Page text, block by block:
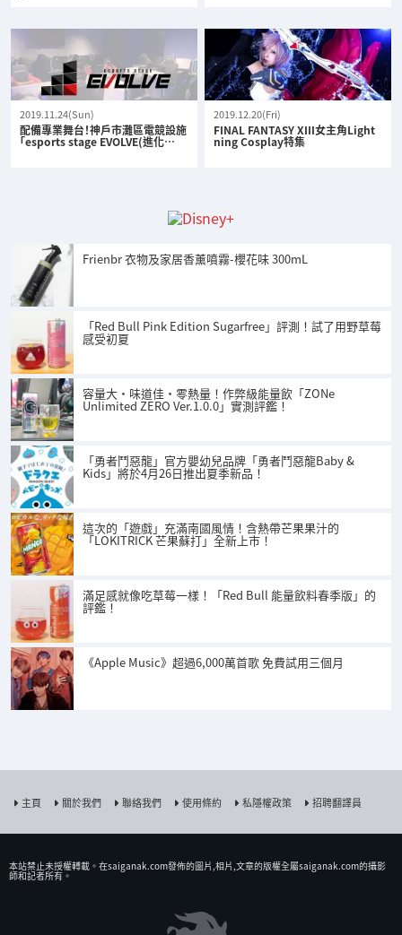
2019.11.24(Sun)
配備專業舞台！神戶市灘區電競設施
「esports stage EVOLVE(進化…
2019.12.20(Fri)
FINAL FANTASY XIII女主角Light
ning Cosplay特集
Frienbr 衣物及家居香薰噴霧-櫻花味 300mL
「Red Bull Pink Edition Sugarfree」評測！試了用野草莓
感受初夏
容量大・味道佳・零熱量！作弊級能量飲「ZONe
Unlimited ZERO Ver.1.0.0」實測評鑑！
「勇者鬥惡龍」官方嬰幼兒品牌「勇者鬥惡龍Baby &
Kids」將於4月26日推出夏季新品！
這次的「遊戲」充滿南國風情！含熱帶芒果果汁的
「LOKITRICK 芒果蘇打」全新上市！
滿足感就像吃草莓一樣！「Red Bull 能量飲料春季版」的
評鑑！
《Apple Music》超過6,000萬首歌 免費試用三個月
主頁 關於我們 聯絡我們 使用條約 私隱權政策 招聘翻譯員
本站禁止未授權𨍭載。在saiganak.com發佈的圖片,相片,文章的版權全屬saiganak.com的攝影
師和記者所有。